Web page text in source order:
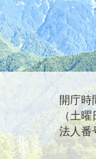
開庁
（土曜
法人